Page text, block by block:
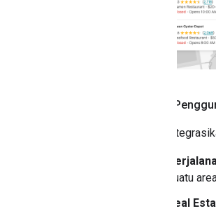
Kasus
suatu
Real